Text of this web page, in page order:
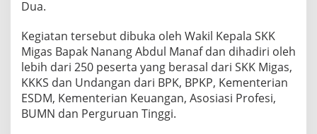
Dua.
Kegiatan tersebut dibuka oleh Wakil Kepala SKK
Migas Bapak Nanang Abdul Manaf dan dihadiri oleh
lebih dari 250 peserta yang berasal dari SKK Migas,
KKKS dan Undangan dari BPK, BPKP, Kementerian
ESDM, Kementerian Keuangan, Asosiasi Profesi,
BUMN dan Perguruan Tinggi.